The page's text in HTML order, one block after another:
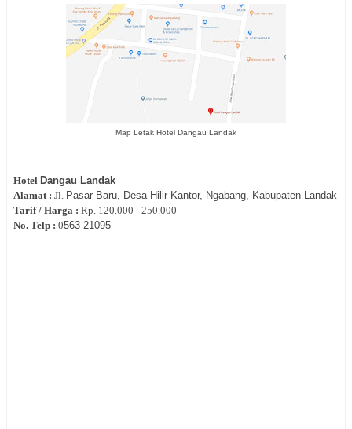
Map Letak Hotel Dangau Landak
Hotel Dangau Landak
Alamat : Jl. Pasar Baru, Desa Hilir Kantor, Ngabang, Kabupaten Landak
Tarif / Harga : Rp. 120.000 - 250.000
No. Telp : 0563-21095